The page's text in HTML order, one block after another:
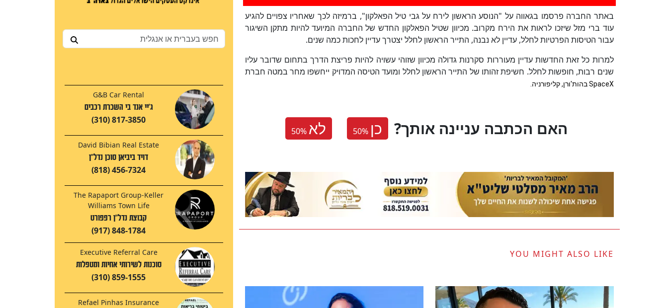
G&B Car Rental
ג'יי אנד בי השכרת רכבים
(310) 817-3850
David Bibian Real Estate
דויד ביביאן סוכן נדל"ן
(818) 456-7324
The Rapaport Group-Keller
Williams Town Life
קבוצת נדל"ן רפפורט
(917) 848-1784
Executive Referral Care
סוכנות לשירותי אחיות ומטפלות
(310) 859-1555
Refael Pinhas Insurance
באתר החברה פרסמו בגאווה על "הנוסע הראשון לירח על גבי טיל הפאלקון", ברמיזה לכך שאחריו צפויים להגיע
עוד ברי מזל שיזכו לראות את הירח מקרוב. מכיוון שטיל הפאלקון החדש של החברה המיועד להיות מתקן השיגור
עבור הטיסות הפרטיות לחלל, עדיין לא נבנה, התייר הראשון לחלל יצטרך עדיין לחכות כמה שנים.
למרות כל זאת החדשות עדיין מעוררות סקרנות גדולה מכיוון שזוהי עשויה להיות פריצת הדרך בתחום שדובר עליו
שנים רבות, חופשות לחלל. חשיפת זהותו של התייר הראשון לחלל ומועד הטיסה המדויק ייחשפו מחר במטה חברת
SpaceX בהות'ורן, קליפורניה.
50% לא 50% כן ?האם הכתבה עניינה אותך
YOU MIGHT ALSO LIKE